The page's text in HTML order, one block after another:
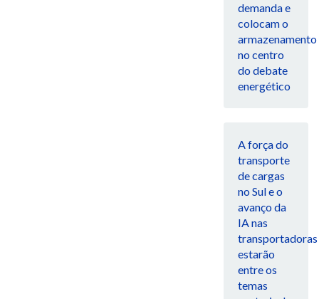
demanda e
colocam o
armazenamento
no centro
do debate
energético
A força do
transporte
de cargas
no Sul e o
avanço da
IA nas
transportadoras
estarão
entre os
temas